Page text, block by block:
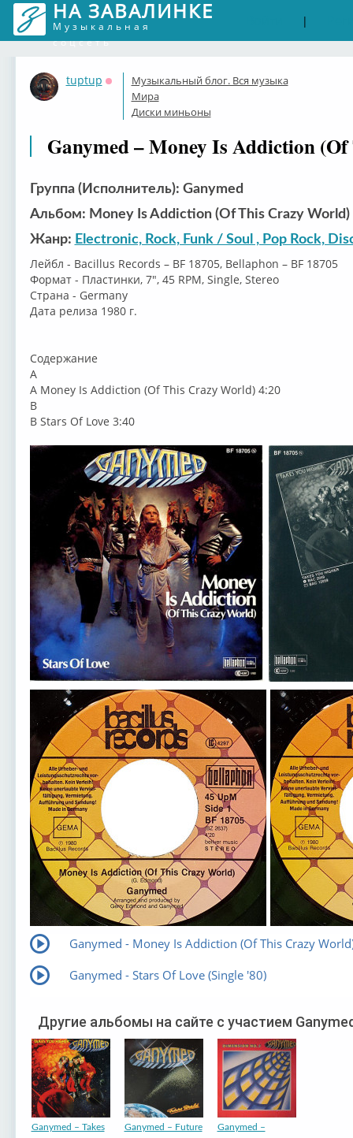
НА ЗАВАЛИНКЕ
Музыкальная
соцсеть
|
tuptup
Оффлайн
Музыкальный блог. Вся музыка
Мира
Диски миньоны
Ganymed – Money Is Addiction
Группа (Исполнитель): Ganymed
Альбом: Money Is Addiction (Of This Crazy World)
Жанр: Electronic, Rock, Funk / Soul , Pop Rock,
Лейбл - Bacillus Records – BF 18705, Bellaphon – BF 18705
Формат - Пластинки, 7", 45 RPM, Single, Stereo
Страна - Germany
Дата релиза 1980 г.
Содержание
А
A Money Is Addiction (Of This Crazy World) 4:20
В
B Stars Of Love 3:40
Ganymed - Money Is Addiction (Of This Crazy
Ganymed - Stars Of Love (Single '80)
Другие альбомы на сайте с участием
Ganymed – Takes Ganymed – Future
Ganymed –